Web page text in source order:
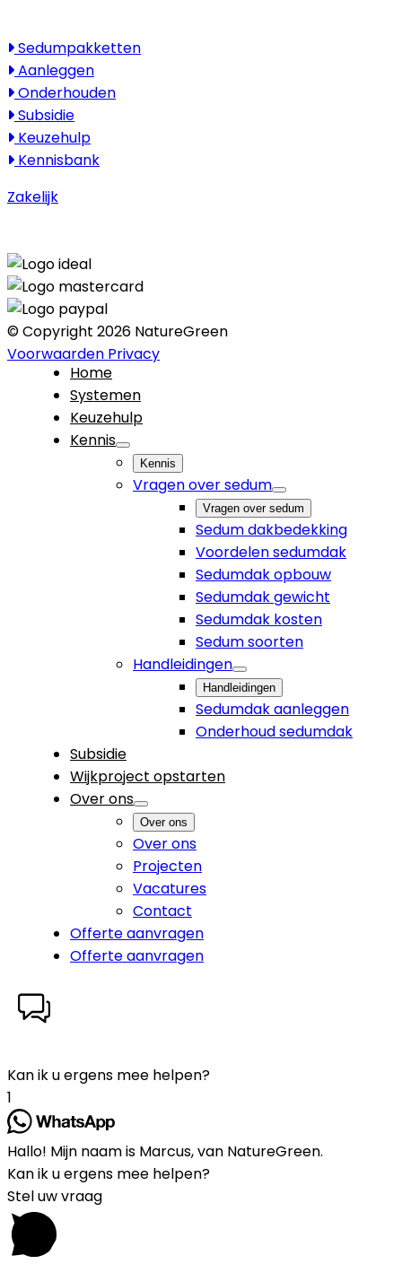
Sedumpakketten
Aanleggen
Onderhouden
Subsidie
Keuzehulp
Kennisbank
Zakelijk
© Copyright 2026 NatureGreen
Voorwaarden Privacy
Home
Systemen
Keuzehulp
Kennis
Kennis
Vragen over sedum
Vragen over sedum
Sedum dakbedekking
Voordelen sedumdak
Sedumdak opbouw
Sedumdak gewicht
Sedumdak kosten
Sedum soorten
Handleidingen
Handleidingen
Sedumdak aanleggen
Onderhoud sedumdak
Subsidie
Wijkproject opstarten
Over ons
Over ons
Over ons
Projecten
Vacatures
Contact
Offerte aanvragen
Offerte aanvragen
Kan ik u ergens mee helpen?
1
Hallo! Mijn naam is Marcus, van NatureGreen.
Kan ik u ergens mee helpen?
Stel uw vraag